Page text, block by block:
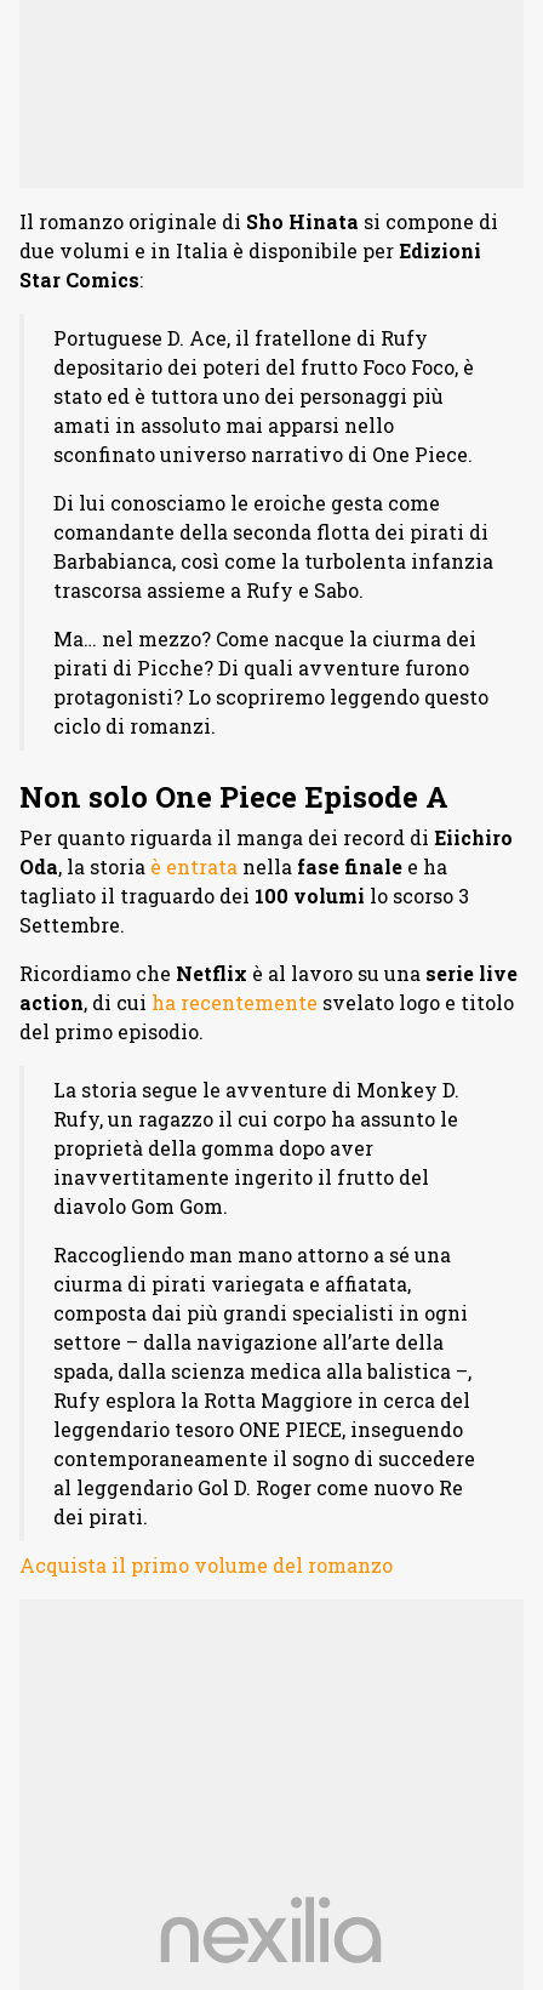
Il romanzo originale di Sho Hinata si compone di
due volumi e in Italia è disponibile perEdizioni
Star Comics:
Portuguese D. Ace, il fratellone di Rufy
depositario dei poteri del frutto Foco Foco, è
stato ed è tuttora uno dei personaggi più
amati in assoluto mai apparsi nello
sconfinato universo narrativo di One Piece.
Di lui conosciamo le eroiche gesta come
comandante della seconda flotta dei pirati di
Barbabianca, così come la turbolenta infanzia
trascorsa assieme a Rufy e Sabo.
Ma… nel mezzo? Come nacque la ciurma dei
pirati di Picche? Di quali avventure furono
protagonisti? Lo scopriremo leggendo questo
ciclo di romanzi.
Non solo One Piece Episode A
Per quanto riguarda il manga dei record di Eiichiro
Oda, la storia è entrata nella fase finale e ha
tagliato il traguardo dei 100 volumi lo scorso 3
Settembre.
Ricordiamo che Netflix è al lavoro su una serie live
action, di cui ha recentemente svelato logo e titolo
del primo episodio.
La storia segue le avventure di Monkey D.
Rufy, un ragazzo il cui corpo ha assunto le
proprietà della gomma dopo aver
inavvertitamente ingerito il frutto del
diavolo Gom Gom.
Raccogliendo man mano attorno a sé una
ciurma di pirati variegata e affiatata,
composta dai più grandi specialisti in ogni
settore – dalla navigazione all’arte della
spada, dalla scienza medica alla balistica –,
Rufy esplora la Rotta Maggiore in cerca del
leggendario tesoro ONE PIECE, inseguendo
contemporaneamente il sogno di succedere
al leggendario Gol D. Roger come nuovo Re
dei pirati.
Acquista il primo volume del romanzo